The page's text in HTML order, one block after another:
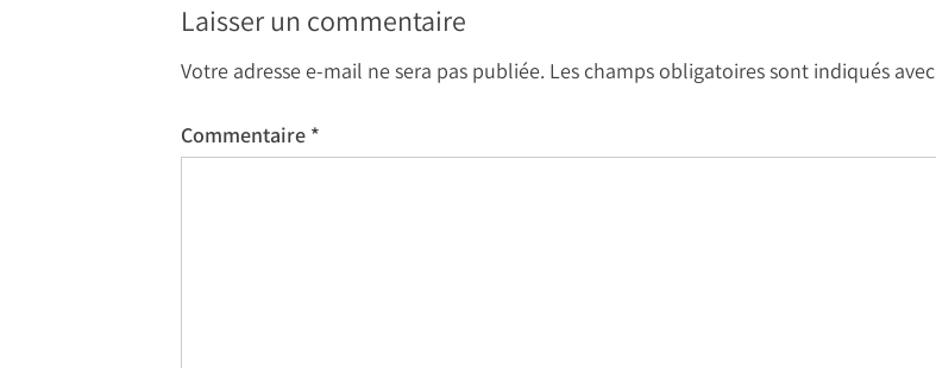
Laisser un commentaire
Votre adresse e-mail ne sera pas publiée. Les champs obligatoires sont indiqués avec
Commentaire *